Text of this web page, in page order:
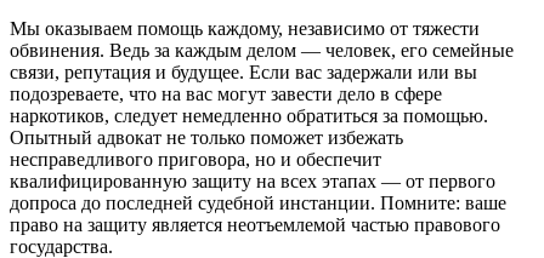
Мы оказываем помощь каждому, независимо от тяжести
обвинения. Ведь за каждым делом — человек, его семейные
связи, репутация и будущее. Если вас задержали или вы
подозреваете, что на вас могут завести дело в сфере
наркотиков, следует немедленно обратиться за помощью.
Опытный адвокат не только поможет избежать
несправедливого приговора, но и обеспечит
квалифицированную защиту на всех этапах — от первого
допроса до последней судебной инстанции. Помните: ваше
право на защиту является неотъемлемой частью правового
государства.